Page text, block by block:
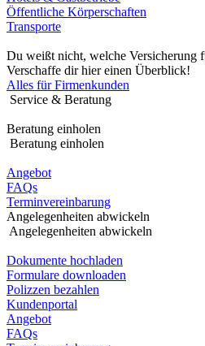
Öffentliche Körperschaften
Transporte
Du weißt nicht, welche Versicherung
Verschaffe dir hier einen Überblick!
Alles für Firmenkunden
Service & Beratung
Beratung einholen
Beratung einholen
Angebot
FAQs
Terminvereinbarung
Angelegenheiten abwickeln
Angelegenheiten abwickeln
Dokumente hochladen
Formulare downloaden
Polizzen bezahlen
Kundenportal
Angebot
FAQs